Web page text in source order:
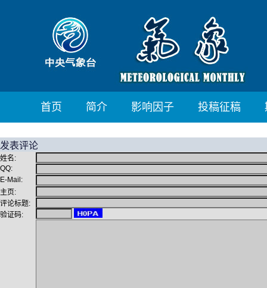
首页 简介 影响因子 投稿征稿
发表评论
姓名:
QQ:
E-Mail:
主页:
评论标题:
验证码: